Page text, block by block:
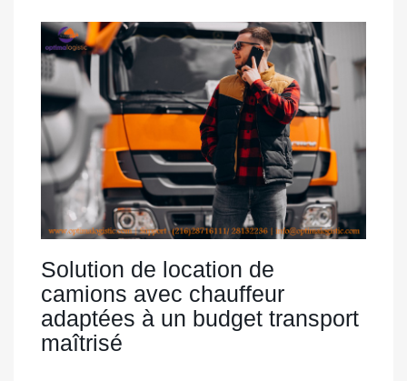
Solution de location de
camions avec chauffeur
adaptées à un budget transport
maîtrisé